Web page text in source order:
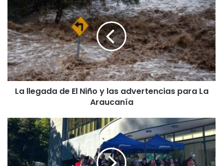
l
e
g
a
d
a
l
N
ñ
o
La llegada de El Niño y las advertencias para La
Araucanía
C
a
i